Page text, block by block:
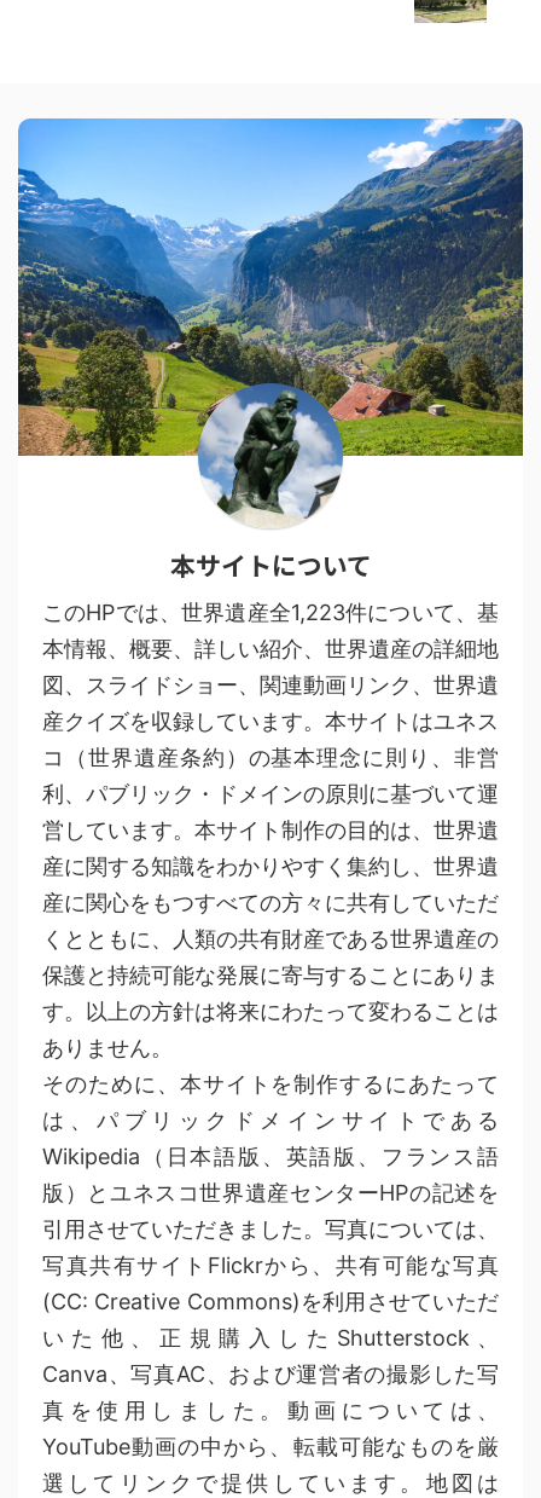
本サイトについて
このHPでは、世界遺産全1,223件について、基
本情報、概要、詳しい紹介、世界遺産の詳細地
図、スライドショー、関連動画リンク、世界遺
産クイズを収録しています。本サイトはユネス
コ（世界遺産条約）の基本理念に則り、非営
利、パブリック・ドメインの原則に基づいて運
営しています。本サイト制作の目的は、世界遺
産に関する知識をわかりやすく集約し、世界遺
産に関心をもつすべての方々に共有していただ
くとともに、人類の共有財産である世界遺産の
保護と持続可能な発展に寄与することにありま
す。以上の方針は将来にわたって変わることは
ありません。
そのために、本サイトを制作するにあたって
は、パブリックドメインサイトである
Wikipedia（日本語版、英語版、フランス語
版）とユネスコ世界遺産センターHPの記述を
引用させていただきました。写真については、
写真共有サイトFlickrから、共有可能な写真
(CC: Creative Commons)を利用させていただ
いた他、正規購入したShutterstock、
Canva、写真AC、および運営者の撮影した写
真を使用しました。動画については、
YouTube動画の中から、転載可能なものを厳
選してリンクで提供しています。地図は